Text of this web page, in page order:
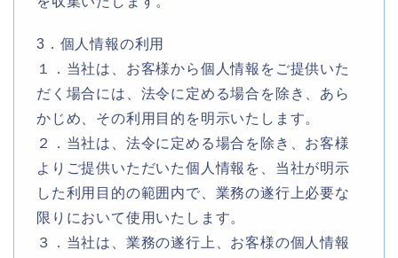
3．個人情報の利用
１．当社は、お客様から個人情報をご提供いた
だく場合には、法令に定める場合を除き、あら
かじめ、その利用目的を明示いたします。
２．当社は、法令に定める場合を除き、お客様
よりご提供いただいた個人情報を、当社が明示
した利用目的の範囲内で、業務の遂行上必要な
限りにおいて使用いたします。
３．当社は、業務の遂行上、お客様の個人情報